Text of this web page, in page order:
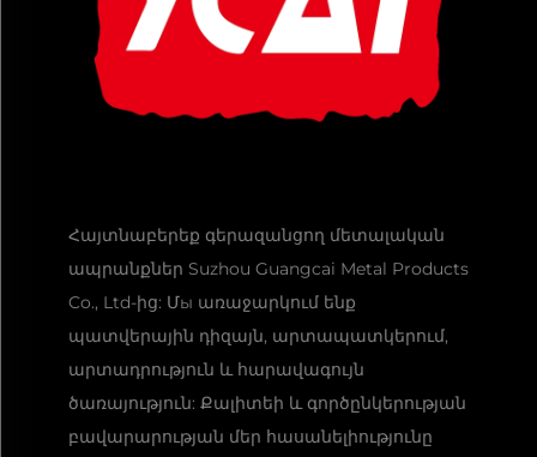
Հայտնաբերեք գերազանցող մետալական
ապրանքներ Suzhou Guangcai Metal Products
Co., Ltd-ից: Մы առաջարկում ենք
պատվերային դիզայն, արտապատկերում,
արտադրություն և հարավագույն
ծառայություն: Քալիտեի և գործընկերության
բավարարության մեր հասանելիությունը